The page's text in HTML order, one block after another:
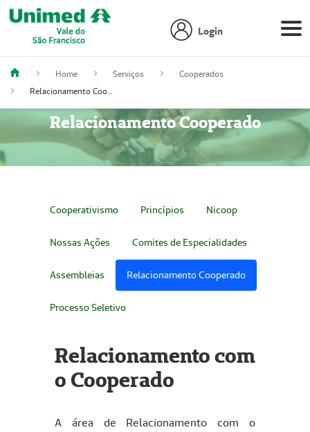
Login
Home Serviços
Cooperados
Relacionamento Cooperado
Cooperativismo Princípios Nicoop
Nossas Ações Comites de Especialidades
Assembleias Relacionamento Cooperado
Processo Seletivo
Relacionamento com
o Cooperado
A área de Relacionamento com o